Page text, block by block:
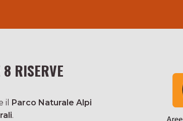
RISERVE
il
Parco Naturale Alpi
.